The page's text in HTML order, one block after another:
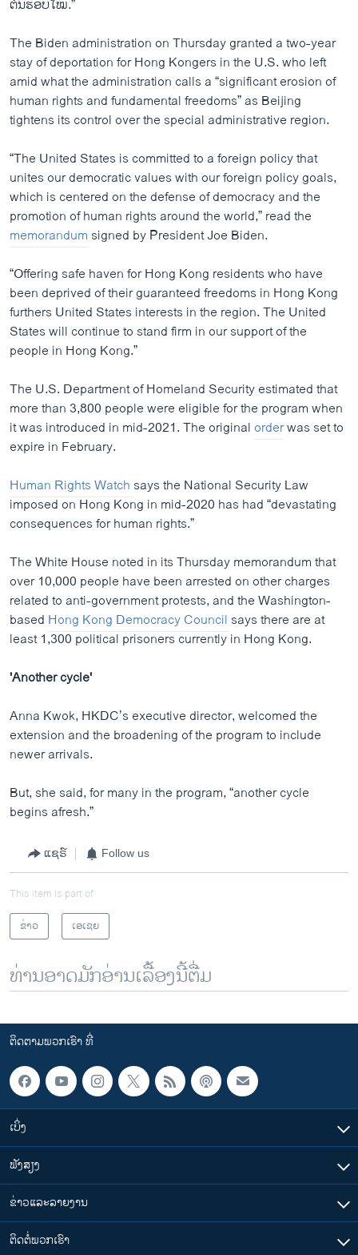
ຕົ້ນ​ຮອບໃໝ່.”
The Biden administration on Thursday granted a two-year
stay of deportation for Hong Kongers in the U.S. who left
amid what the administration calls a “significant erosion of
human rights and fundamental freedoms” as Beijing
tightens its control over the special administrative region.
“The United States is committed to a foreign policy that
unites our democratic values with our foreign policy goals,
which is centered on the defense of democracy and the
promotion of human rights around the world,” read the
memorandum signed by President Joe Biden.
“Offering safe haven for Hong Kong residents who have
been deprived of their guaranteed freedoms in Hong Kong
furthers United States interests in the region. The United
States will continue to stand firm in our support of the
people in Hong Kong.”
The U.S. Department of Homeland Security estimated that
more than 3,800 people were eligible for the program when
it was introduced in mid-2021. The originalorderwas set to
expire in February.
Human Rights Watch says the National Security Law
imposed on Hong Kong in mid-2020 has had “devastating
consequences for human rights.”
The White House noted in its Thursday memorandum that
over 10,000 people have been arrested on other charges
related to anti-government protests, and the Washington-
based Hong Kong Democracy Council says there are at
least 1,300 political prisoners currently in Hong Kong.
'Another cycle'
Anna Kwok, HKDC’s executive director, welcomed the
extension and the broadening of the program to include
newer arrivals.
But, she said, for many in the program, “another cycle
begins afresh.”
ແຊຣ໌ Follow us
This item is part of
ຂ່າວ
ເອເຊຍ
ທ່ານອາດມັກອ່ານເລື້ອງນີ້ຕື່ມ
ຕິດຕາມພວກເຮົາ ທີ່
ເບິ່ງ
ຟັງສຽງ
ຂ່າວແລະລາຍງານ
ຕິດຕໍ່ພວກເຮົາ